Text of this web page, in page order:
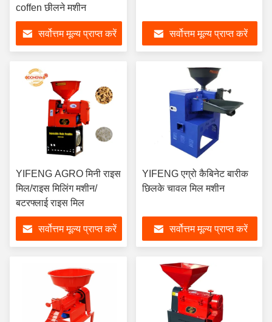
coffen छीलने मशीन
सर्वोत्तम मूल्य प्राप्त करें सर्वोत्तम मूल्य प्राप्त करें
YIFENG AGRO मिनी राइस
मिल/राइस मिलिंग मशीन/
बटरफ्लाई राइस मिल
सर्वोत्तम मूल्य प्राप्त करें
YIFENG एग्रो कैबिनेट बारीक
छिलके चावल मिल मशीन
सर्वोत्तम मूल्य प्राप्त करें